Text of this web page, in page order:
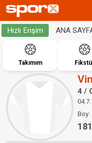
Hızlı Erişim ANA
Takımım
4 /
Boy:
181